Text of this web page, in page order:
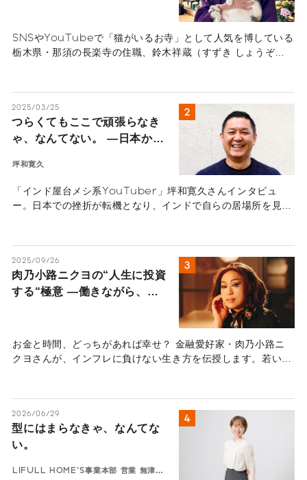
SNSやYouTubeで「猫がいるお寺」として人気を博している
栃木県・那須の長楽寺の住職、鈴木祥蔵（すずき しょうぞ
を紐解きます。悲しみを自然の摂理と捉え、遺された人間が前
を向いて生きるためのヒントが詰まったメッセージ。
2025/03/25
つらくてもここで頑張らなき
ゃ、なんてない。 ―日本から
YouTuber」坪和寛久の人生
のポジティブ変換術―
坪和寛久
「インド屋台メシ系YouTuber」坪和寛久さんインタビュ
ー。日本での挫折が転機となり、インドで自らの居場所を見つ
2025/09/26
肉乃小路ニクヨの“人生に投資
する“極意 ―働きながら、自
お金と時間、どっちがあれば幸せ？ 金融愛好家・肉乃小路ニ
クヨさんが、インフレに負けない生き方を伝授します。若いう
2026/06/29
型にはまらなきゃ、なんてな
い。
LIFULL HOME'S事業本部 営業 無津呂